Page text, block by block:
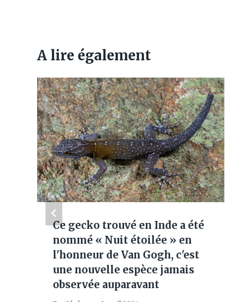
A lire également
Ce gecko trouvé en Inde a été
nommé « Nuit étoilée » en
l'honneur de Van Gogh, c'est
une nouvelle espèce jamais
observée auparavant